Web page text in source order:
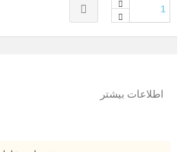
اطلاعات بیشتر